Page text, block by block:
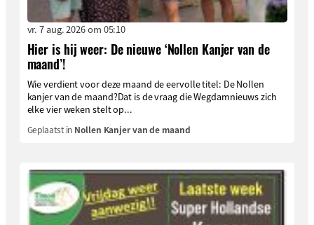
vr. 7 aug. 2026 om 05:10
Hier is hij weer: De nieuwe ‘Nollen Kanjer van de
maand’!
Wie verdient voor deze maand de eervolle titel: De Nollen
kanjer van de maand?Dat is de vraag die Wegdamnieuws zich
elke vier weken stelt op...
Geplaatst in Nollen Kanjer van de maand